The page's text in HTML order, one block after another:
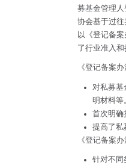
募基金管理
协会基于过
以《登记备
了行业准入
《登记备案
对私募
明材料等
首次明确
提高了私
《登记备案
针对不同